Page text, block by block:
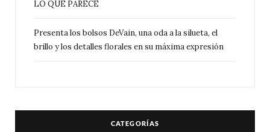
LO QUE PARECE
Presenta los bolsos DeVain, una oda a la silueta, el
brillo y los detalles florales en su máxima expresión
CATEGORÍAS